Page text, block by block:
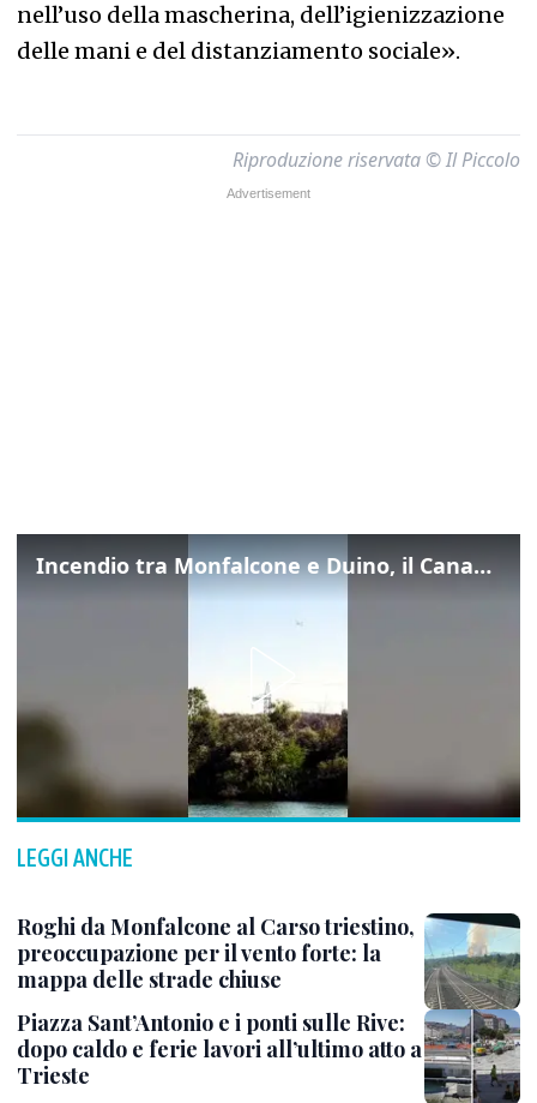
nell’uso della mascherina, dell’igienizzazione
delle mani e del distanziamento sociale».
Riproduzione riservata © Il Piccolo
Incendio tra Monfalcone e Duino, il Canadair in azione per fermare le fiamme sul fronte dell’A4
LEGGI ANCHE
Roghi da Monfalcone al Carso triestino,
preoccupazione per il vento forte: la
mappa delle strade chiuse
Piazza Sant’Antonio e i ponti sulle Rive:
dopo caldo e ferie lavori all’ultimo atto a
Trieste